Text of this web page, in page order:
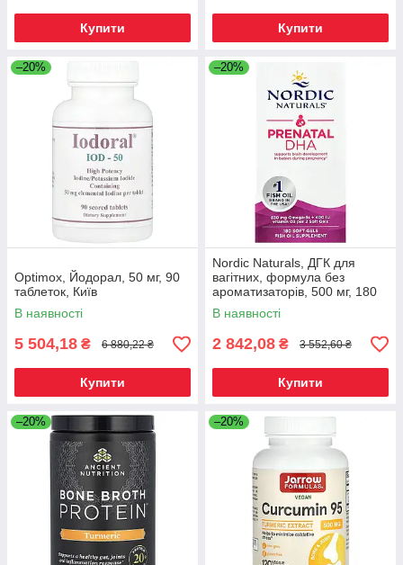
Купити Купити
–20%
Optimox, Йодорал, 50 мг, 90
таблеток, Київ
В наявності
5 504,18 ₴ 6 880,22 ₴
Купити
–20%
Nordic Naturals, ДГК для
вагітних, формула без
ароматизаторів, 500 мг, 180
желатинових капсул, Київ
В наявності
2 842,08 ₴ 3 552,60 ₴
Купити
–20% –20%